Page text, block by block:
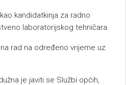
kandidatkinja za radno
laboratorijskog tehničara.
rad na određeno vrijeme uz
je javiti se Službi općih,